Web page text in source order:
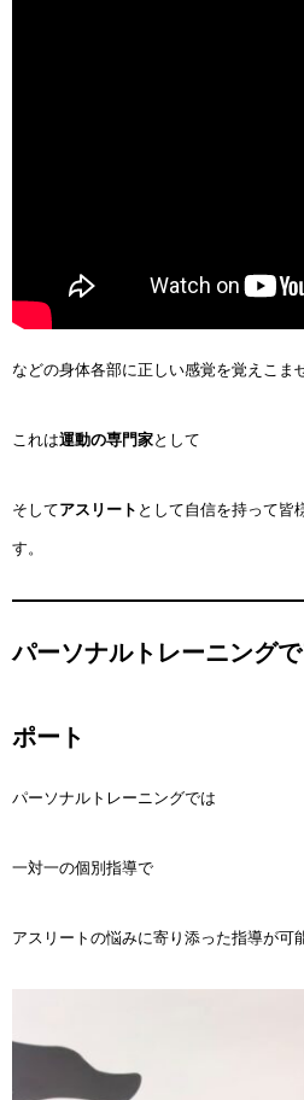
などの身体各部に正しい感覚を覚えこま
これは運動の専門家として
そしてアスリート として自信を持って皆
す。
パーソナルトレーニング
ポート
パーソナルトレーニングでは
一対一の個別指導で
アスリートの悩みに寄り添った指導が可